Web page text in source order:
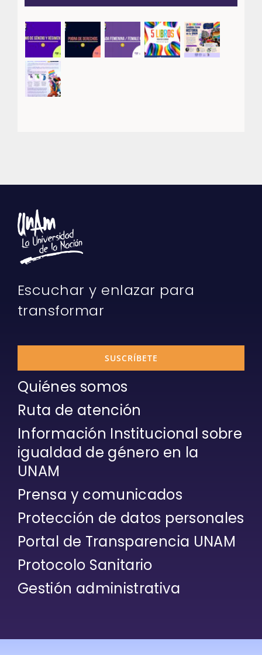
Escuchar y enlazar para
transformar
SUSCRÍBETE
Quiénes somos
Ruta de atención
Información Institucional sobre
igualdad de género en la
UNAM
Prensa y comunicados
Protección de datos personales
Portal de Transparencia UNAM
Protocolo Sanitario
Gestión administrativa